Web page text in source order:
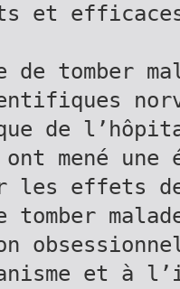
et
de tomber
de
ont mené une
les effets
tomber
et à